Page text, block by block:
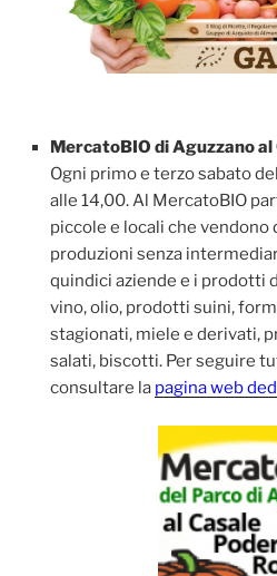
MercatoBIO di Aguzzano al
Ogni primo e terzo sabato
alle 14,00. Al MercatoBIO
piccole e locali che
produzioni senza
quindici aziende e i prodotti
vino, olio, prodotti suini,
stagionati, miele e derivati,
salati, biscotti. Per seguire
consultare la pagina web